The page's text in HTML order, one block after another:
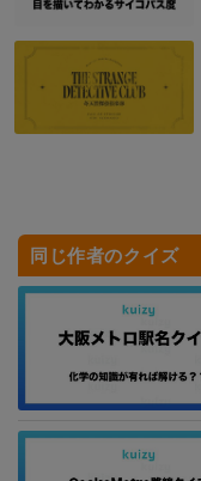
同じ作者のクイズ